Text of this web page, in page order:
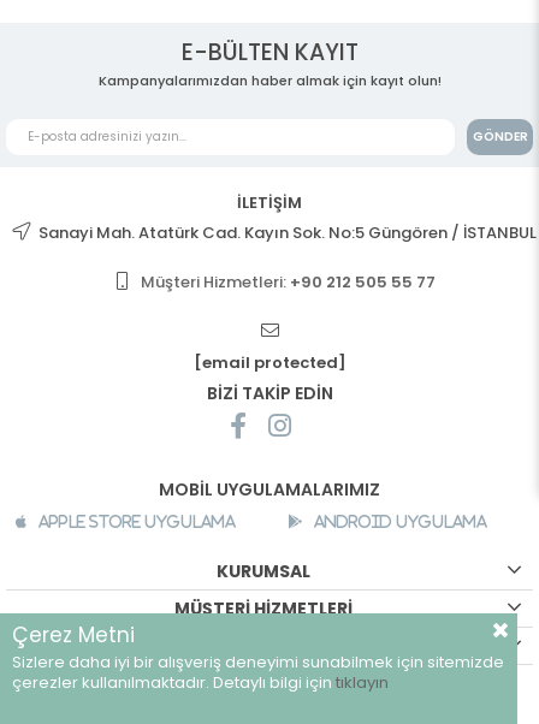
E-BÜLTEN KAYIT
Kampanyalarımızdan haber almak için kayıt olun!
GÖNDER
İLETİŞİM
Sanayi Mah. Atatürk Cad. Kayın Sok. No:5 Güngören / İSTANBUL
Müşteri Hizmetleri: +90 212 505 55 77
[email protected]
BİZİ TAKİP EDİN
MOBİL UYGULAMALARIMIZ
Apple Store Uygulama Android Uygulama
KURUMSAL
MÜŞTERİ HİZMETLERİ
©breeze.com.tr - Tüm hakları saklıdır.
Çerez Metni
Sizlere daha iyi bir alışveriş deneyimi sunabilmek için sitemizde
çerezler kullanılmaktadır. Detaylı bilgi için tıklayın